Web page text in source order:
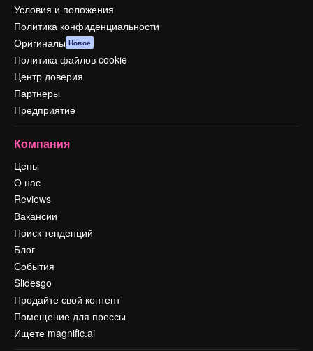
Условия и положения
Политика конфиденциальности
Оригиналы Новое
Политика файлов cookie
Центр доверия
Партнеры
Предприятие
Компания
Цены
О нас
Reviews
Вакансии
Поиск тенденций
Блог
События
Slidesgo
Продайте свой контент
Помещение для прессы
Ищете magnific.ai